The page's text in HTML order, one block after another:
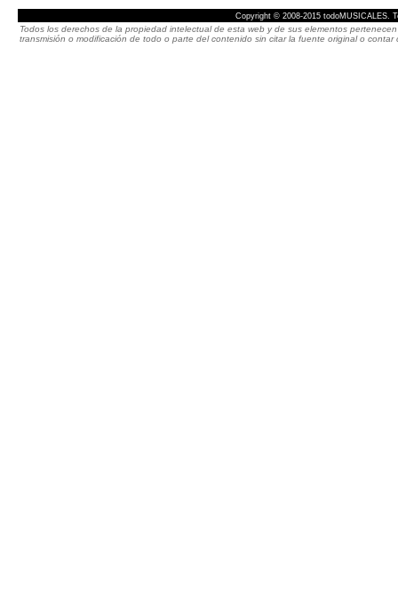
Copyright © 2008-2015 todoMUSICALES.
Todos los derechos de la propiedad intelectual de esta web y de sus elementos
transmisión o modificación de todo o parte del contenido sin citar la fuente original o